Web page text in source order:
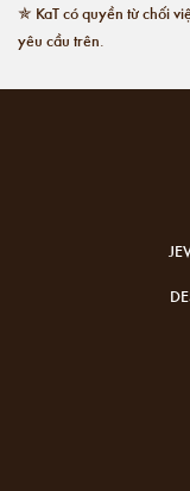
✯ KaT có quyền từ chối
yêu cầu trên.